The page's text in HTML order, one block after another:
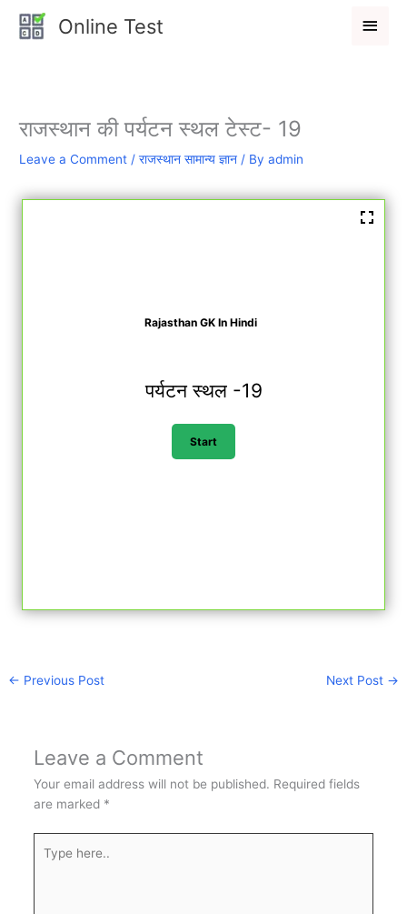
Online Test
Main
राजस्थान की पर्यटन स्थल टेस्ट- 19
Leave a Comment /राजस्थान सामान्य ज्ञान / Byadmin
Rajasthan GK In Hindi
पर्यटन स्थल -19
← Previous Post Next Post →
Leave a Comment
Your email address will not be published. Required fields
are marked *
here..